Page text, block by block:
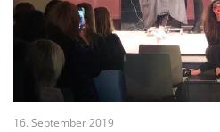
16. September 2019